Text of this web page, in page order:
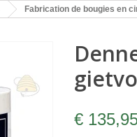
Fabrication de bougies en
€